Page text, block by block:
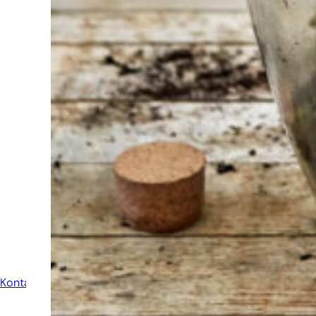
Werkzeug für Ihren Job
Bei Sneeboer sind
wir immer bereit,
anderen zu helfen.
Zögern Sie nicht,
anzurufen oder eine
E-Mail zu senden,
wenn Sie eine Frage
haben. Dann werden
wir Ihre Frage so
schnell wie möglich
beantworten.
Kontakt